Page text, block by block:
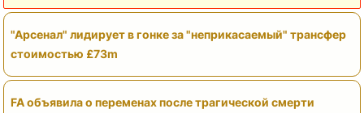
"Арсенал" лидирует в гонке за "неприкасаемый" трансфер
стоимостью £73m
FA объявила о переменах после трагической смерти